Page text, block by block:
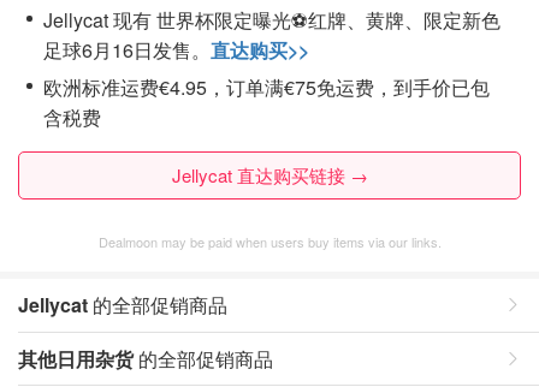
Jellycat 现有 世界杯限定曝光⚽️红牌、黄牌、限定新色
足球6月16日发售。 直达购买>>
欧洲标准运费€4.95，订单满€75免运费，到手价已包
含税费
Jellycat 直达购买链接 →
Dealmoon may be paid when users buy items via our links.
Jellycat 的全部促销商品
其他日用杂货的全部促销商品